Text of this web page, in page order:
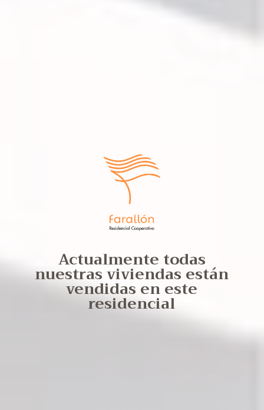
Actualmente todas
nuestras viviendas están
vendidas en este
residencial